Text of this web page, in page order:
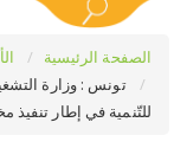
الصفحة الرئيسية
تونس : وزارة
للتّنمية في إطار تنفيذ مخطط